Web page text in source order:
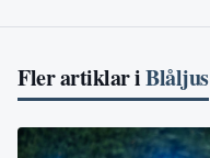
Fler artiklar iBlåljus